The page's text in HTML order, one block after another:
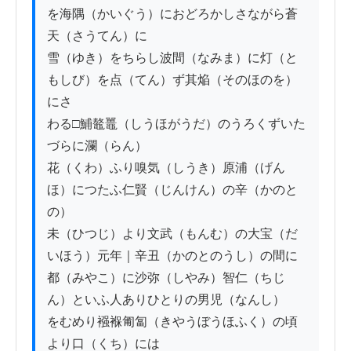
を海隅（かいぐう）におどろかしさながら蒼
天（さうてん）に
雪（ゆき）をちらし波間（なみま）に灯（と
もしび）を点（てん）ず其焔（そのほのを）
にさ
わる□鯆鼇鼉（しうほがうだ）のうろくずいた
づらに瀾（らん）
花（くわ）ふり嗅気（しうき）原浦（げん
ほ）につたふ仁賢（じんけん）の辛（かのと
の）
未（ひつじ）より文武（もんむ）の大宝（だ
いほう）元年｜辛丑（かのとのうし）の間に
都（みやこ）に沙弥（しやみ）智仁（ちじ
ん）といふ人ありひとりの男児（なんし）
をむめり襁褓匍匐（きやうぼうほふく）の頃
より口（くち）には